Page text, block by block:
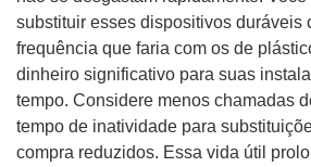
substituir esses dispositivos duráveis
frequência que faria com os de
dinheiro significativo para suas
tempo. Considere menos chamadas
tempo de inatividade para
compra reduzidos. Essa vida útil